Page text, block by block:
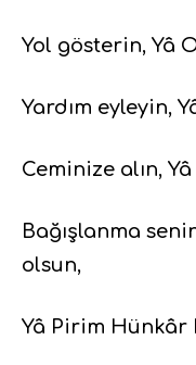
Yol gösterin, Yâ
Yardım eyleyin,
Ceminize alın, Yâ
Bağışlanma
olsun,
Yâ Pirim Hünkâr